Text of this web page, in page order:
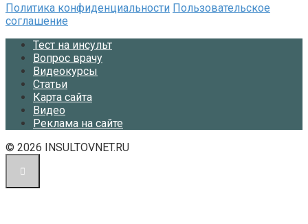
Политика конфиденциальности Пользовательское
соглашение
Тест на инсульт
Вопрос врачу
Видеокурсы
Статьи
Карта сайта
Видео
Реклама на сайте
© 2026 INSULTOVNET.RU